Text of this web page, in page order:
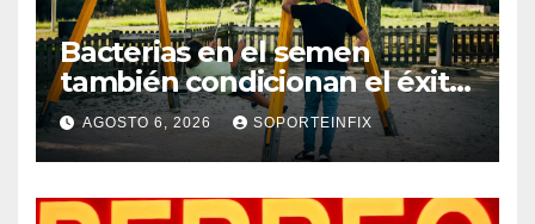
Bacterias en el semen
también condicionan el éxito
del embarazo: estudio
cambia el foco al microbioma
seminal
AGOSTO 6, 2026 SOPORTEINFIX